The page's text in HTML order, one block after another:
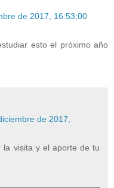
de 2017, 16:53:00
esto el próximo año
de 2017,
la visita y el aporte de tu